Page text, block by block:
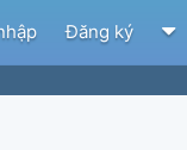
Đăng ký